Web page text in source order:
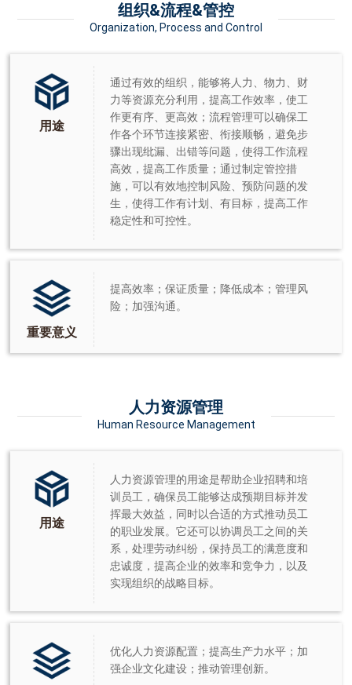
组织&流程&管控
Organization, Process and Control
用途
通过有效的组织，能够将人力、物力、财
力等资源充分利用，提高工作效率，使工
作更有序、更高效；流程管理可以确保工
作各个环节连接紧密、衔接顺畅，避免步
骤出现纰漏、出错等问题，使得工作流程
高效，提高工作质量；通过制定管控措
施，可以有效地控制风险、预防问题的发
生，使得工作有计划、有目标，提高工作
稳定性和可控性。
重要意义
提高效率；保证质量；降低成本；管理风
险；加强沟通。
人力资源管理
Human Resource Management
用途
人力资源管理的用途是帮助企业招聘和培
训员工，确保员工能够达成预期目标并发
挥最大效益，同时以合适的方式推动员工
的职业发展。它还可以协调员工之间的关
系，处理劳动纠纷，保持员工的满意度和
忠诚度，提高企业的效率和竞争力，以及
实现组织的战略目标。
优化人力资源配置；提高生产力水平；加
强企业文化建设；推动管理创新。